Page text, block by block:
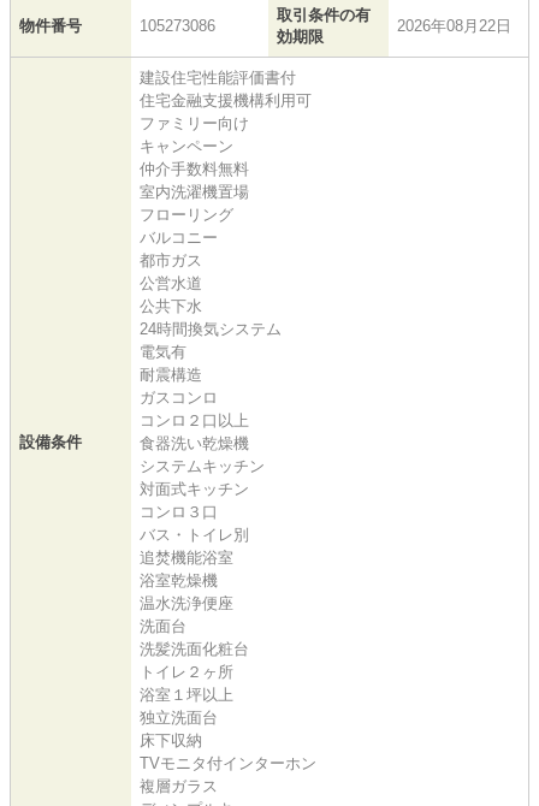
物件番号 105273086
取引条件の有
効期限
2026年08月22日
設備条件
建設住宅性能評価書付
住宅金融支援機構利用可
ファミリー向け
キャンペーン
仲介手数料無料
室内洗濯機置場
フローリング
バルコニー
都市ガス
公営水道
公共下水
24時間換気システム
電気有
耐震構造
ガスコンロ
コンロ２口以上
食器洗い乾燥機
システムキッチン
対面式キッチン
コンロ３口
バス・トイレ別
追焚機能浴室
浴室乾燥機
温水洗浄便座
洗面台
洗髪洗面化粧台
トイレ２ヶ所
浴室１坪以上
独立洗面台
床下収納
TVモニタ付インターホン
複層ガラス